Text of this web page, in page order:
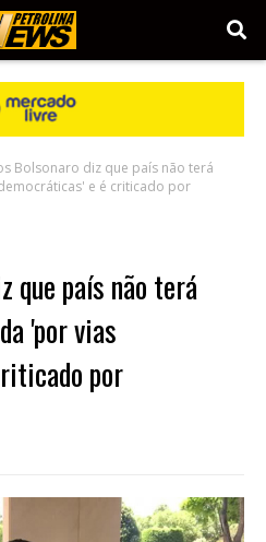
Bolsonaro diz que país não terá
e é criticado por
que país não terá
'por vias
por